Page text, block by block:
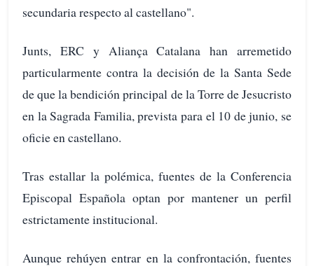
secundaria respecto al castellano".
Junts, ERC y Aliança Catalana han arremetido
particularmente contra la decisión de la Santa Sede
de que la bendición principal de la Torre de Jesucristo
en la Sagrada Familia, prevista para el 10 de junio, se
oficie en castellano.
Tras estallar la polémica, fuentes de la Conferencia
Episcopal Española optan por mantener un perfil
estrictamente institucional.
Aunque rehúyen entrar en la confrontación, fuentes